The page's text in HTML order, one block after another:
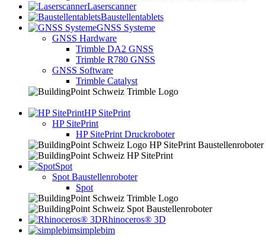
Laserscanner
Baustellentablets
GNSS Systeme
GNSS Hardware
Trimble DA2 GNSS
Trimble R780 GNSS
GNSS Software
Trimble Catalyst
HP SitePrint
HP SitePrint
HP SitePrint Druckroboter
Spot
Spot Baustellenroboter
Spot
Rhinoceros® 3D
simplebim